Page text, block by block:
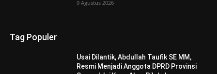
9 Agustus 2026
Tag Populer
Usai Dilantik, Abdullah Taufik SE MM,
Resmi Menjadi Anggota DPRD Provinsi